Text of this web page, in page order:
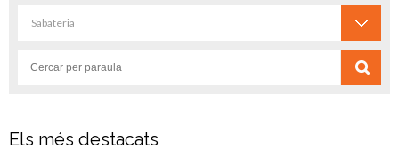
Sabateria
Els més destacats